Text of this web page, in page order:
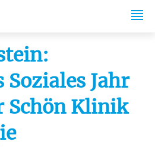
Jahr
Schön Klinik